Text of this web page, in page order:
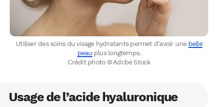
Utiliser des soins du visage hydratants permet d’avoir une belle
peau plus longtemps.
Crédit photo © Adobe Stock
Usage de l’acide hyaluronique